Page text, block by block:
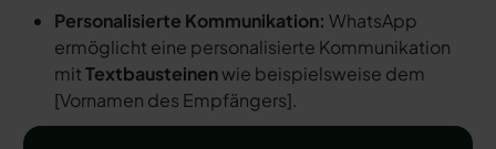
Personalisierte Kommunikation: WhatsApp
ermöglicht eine personalisierte Kommunikation
mitTextbausteinenwie beispielsweise dem
[Vornamen des Empfängers].